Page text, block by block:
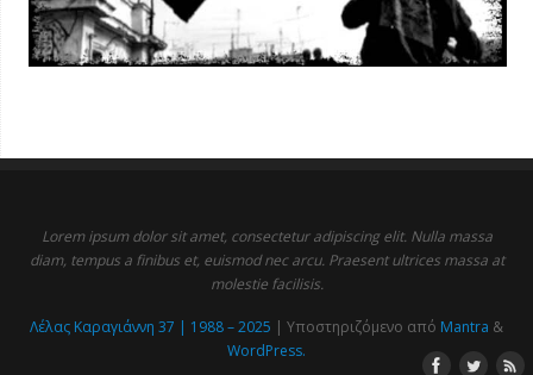
Lorem ipsum dolor sit amet, consectetur adipiscing elit. Nulla massa
diam, tempus a finibus et, euismod nec arcu. Praesent ultrices massa at
molestie facilisis.
Λέλας Καραγιάννη 37 | 1988 – 2025 | Υποστηριζόμενο από Mantra &
WordPress.